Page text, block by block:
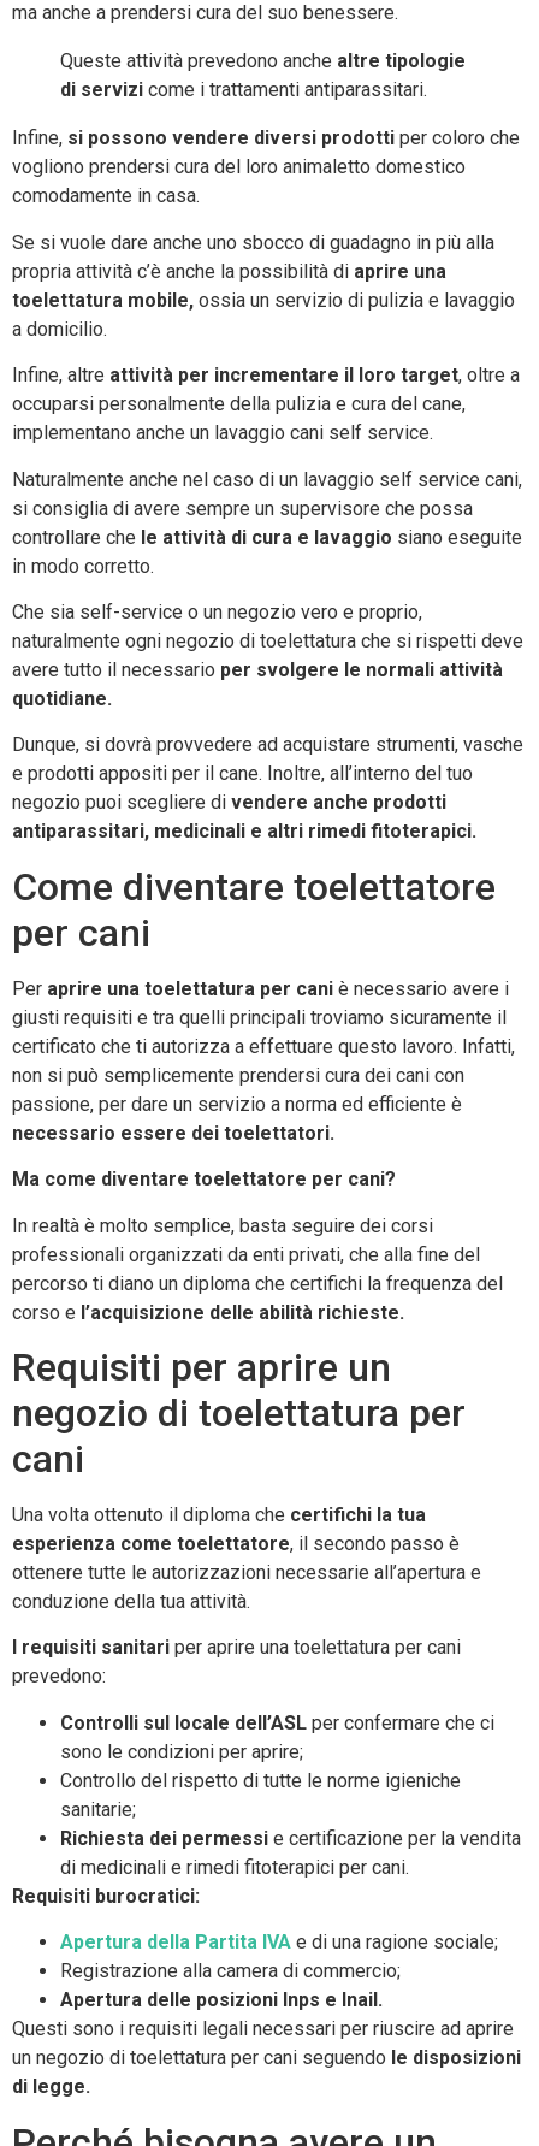
ma anche a prendersi cura del suo benessere.
Queste attività prevedono anche altre tipologie
di servizi come i trattamenti antiparassitari.
Infine, si possono vendere diversi prodotti per coloro che
vogliono prendersi cura del loro animaletto domestico
comodamente in casa.
Se si vuole dare anche uno sbocco di guadagno in più alla
propria attività c’è anche la possibilità di aprire una
toelettatura mobile, ossia un servizio di pulizia e lavaggio
a domicilio.
Infine, altre attività per incrementare il loro target, oltre a
occuparsi personalmente della pulizia e cura del cane,
implementano anche un lavaggio cani self service.
Naturalmente anche nel caso di un lavaggio self service cani,
si consiglia di avere sempre un supervisore che possa
controllare che le attività di cura e lavaggio siano eseguite
in modo corretto.
Che sia self-service o un negozio vero e proprio,
naturalmente ogni negozio di toelettatura che si rispetti deve
avere tutto il necessario per svolgere le normali attività
quotidiane.
Dunque, si dovrà provvedere ad acquistare strumenti, vasche
e prodotti appositi per il cane. Inoltre, all’interno del tuo
negozio puoi scegliere di vendere anche prodotti
antiparassitari, medicinali e altri rimedi fitoterapici.
Come diventare toelettatore
per cani
Per aprire una toelettatura per cani è necessario avere i
giusti requisiti e tra quelli principali troviamo sicuramente il
certificato che ti autorizza a effettuare questo lavoro. Infatti,
non si può semplicemente prendersi cura dei cani con
passione, per dare un servizio a norma ed efficiente è
necessario essere dei toelettatori.
Ma come diventare toelettatore per cani?
In realtà è molto semplice, basta seguire dei corsi
professionali organizzati da enti privati, che alla fine del
percorso ti diano un diploma che certifichi la frequenza del
corso e l’acquisizione delle abilità richieste.
Requisiti per aprire un
negozio di toelettatura per
cani
Una volta ottenuto il diploma che certifichi la tua
esperienza come toelettatore, il secondo passo è
ottenere tutte le autorizzazioni necessarie all’apertura e
conduzione della tua attività.
I requisiti sanitari per aprire una toelettatura per cani
prevedono:
Controlli sul locale dell’ASL per confermare che ci
sono le condizioni per aprire;
Controllo del rispetto di tutte le norme igieniche
sanitarie;
Richiesta dei permessi e certificazione per la vendita
di medicinali e rimedi fitoterapici per cani.
Requisiti burocratici:
Apertura della Partita IVA e di una ragione sociale;
Registrazione alla camera di commercio;
Apertura delle posizioni Inps e Inail.
Questi sono i requisiti legali necessari per riuscire ad aprire
un negozio di toelettatura per cani seguendo le disposizioni
di legge.